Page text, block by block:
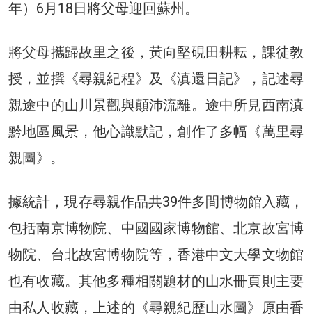
年）6月18日將父母迎回蘇州。
將父母攜歸故里之後，黃向堅硯田耕耘，課徒教
授，並撰《尋親紀程》及《滇還日記》，記述尋
親途中的山川景觀與顛沛流離。途中所見西南滇
黔地區風景，他心識默記，創作了多幅《萬里尋
親圖》。
據統計，現存尋親作品共39件多間博物館入藏，
包括南京博物院、中國國家博物館、北京故宮博
物院、台北故宮博物院等，香港中文大學文物館
也有收藏。其他多種相關題材的山水冊頁則主要
由私人收藏，上述的《尋親紀歷山水圖》原由香